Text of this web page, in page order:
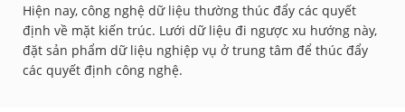
Hiện nay, công nghệ dữ liệu thường thúc đẩy các quyết
định về mặt kiến trúc. Lưới dữ liệu đi ngược xu hướng này,
đặt sản phẩm dữ liệu nghiệp vụ ở trung tâm để thúc đẩy
các quyết định công nghệ.